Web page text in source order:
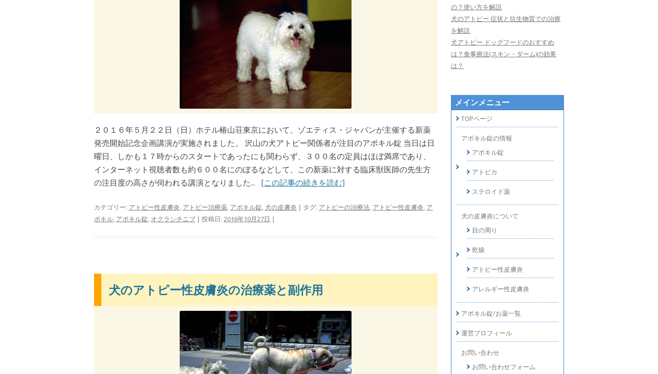
２０１６年５月２２日（日）ホテル椿山荘東京において、ゾエティス・ジャパンが主催する新薬
発売開始記念企画講演が実施されました。 沢山の犬アトピー関係者が注目のアポキル錠 当日は日
曜日、しかも１７時からのスタートであったにも関わらず、３００名の定員はほぼ満席であり、
インターネット視聴者数も約６００名にのぼるなどして、この新薬に対する臨床獣医師の先生方
の注目度の高さが伺われる講演となりました... [この記事の続きを読む]
カテゴリー: アトピー性皮膚炎, アトピー治療薬, アポキル錠, 犬の皮膚炎 | タグ: アトピーの治療法, アトピー性皮膚炎, ア
ポキル, アポキル錠, オクラシチニブ | 投稿日: 2016年10月27日 |
犬のアトピー性皮膚炎の治療薬と副作用
の？使い方を解説
犬のアトピー 症状と抗生物質での治療
を解説
犬アトピー ドッグフードのおすすめ
は？食事療法(スキン・ダーム)の効果
は？
メインメニュー
TOPページ
アポキル錠の情報
アポキル錠
アトピカ
ステロイド薬
犬の皮膚炎について
目の周り
乾燥
アトピー性皮膚炎
アレルギー性皮膚炎
アポキル錠/お薬一覧
運営プロフィール
お問い合わせ
お問い合わせフォーム